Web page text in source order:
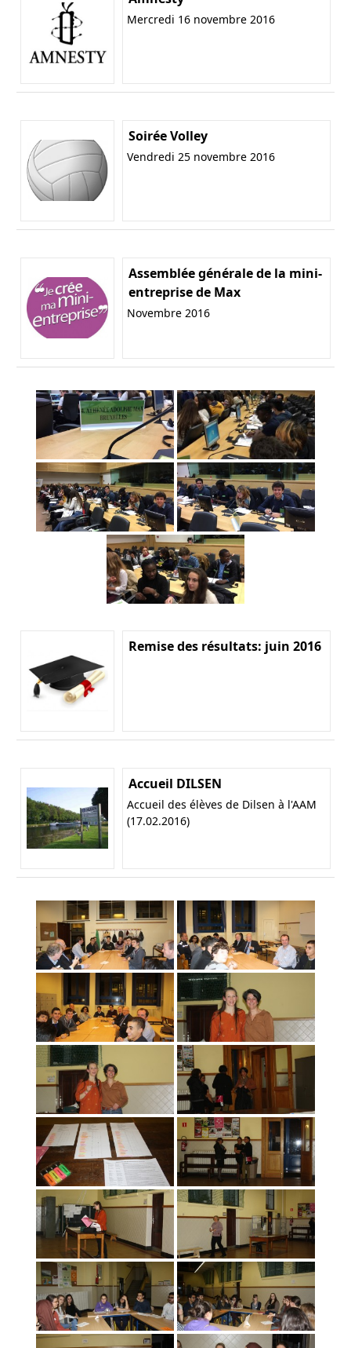
Mercredi 16 novembre 2016
Soirée Volley
Vendredi 25 novembre 2016
Assemblée générale de la mini-
entreprise de Max
Novembre 2016
Remise des résultats: juin 2016
Accueil DILSEN
Accueil des élèves de Dilsen à l'AAM
(17.02.2016)